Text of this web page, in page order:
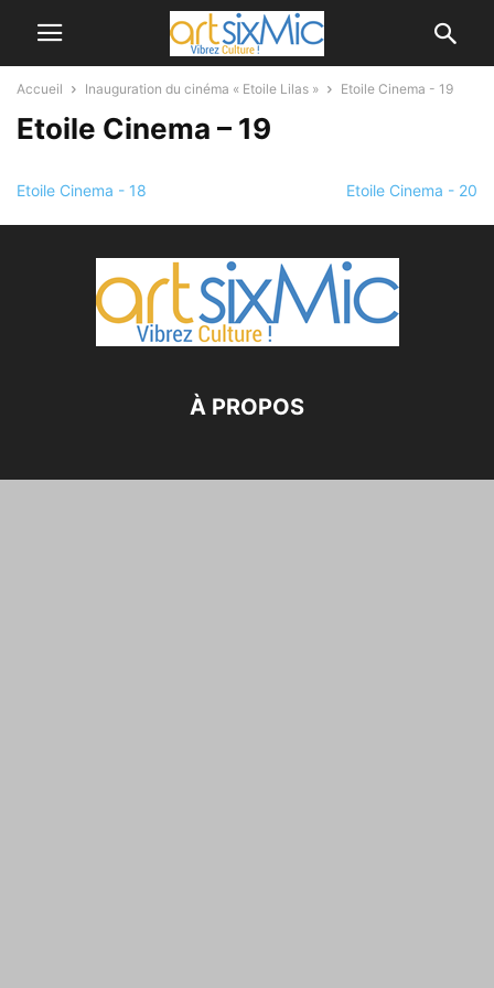
Accueil Inauguration du cinéma « Etoile Lilas » Etoile Cinema - 19
Etoile Cinema – 19
Etoile Cinema - 18 Etoile Cinema - 20
À PROPOS